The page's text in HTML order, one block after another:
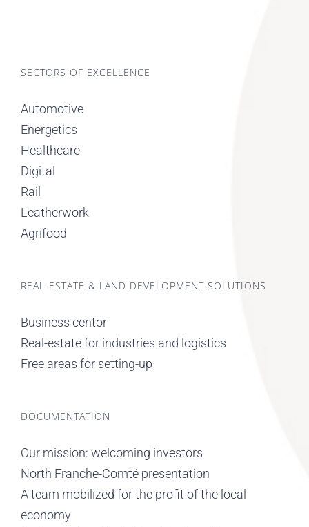
SECTORS OF EXCELLENCE
Automotive
Energetics
Healthcare
Digital
Rail
Leatherwork
Agrifood
REAL-ESTATE & LAND DEVELOPMENT SOLUTIONS
Business centor
Real-estate for industries and logistics
Free areas for setting-up
DOCUMENTATION
Our mission: welcoming investors
North Franche-Comté presentation
A team mobilized for the profit of the local
economy